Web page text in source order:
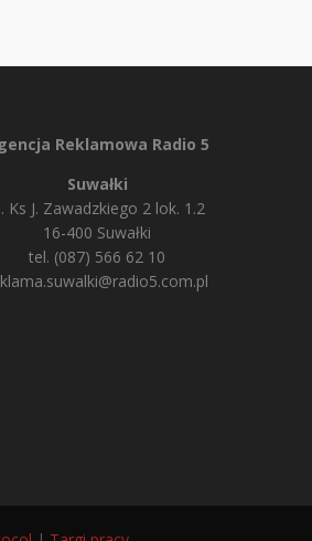
Reklamowa Radio 5
Suwałki
Ks J. Zawadzkiego 2 lok. 1.2
16-400 Suwałki
tel. (087) 566 62 10